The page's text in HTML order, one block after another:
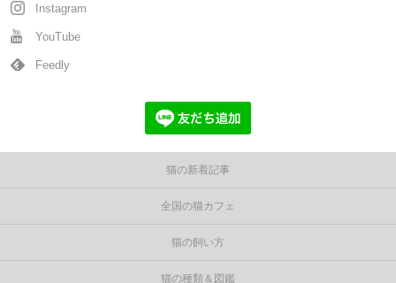
Instagram
YouTube
Feedly
猫の新着記事
全国の猫カフェ
猫の飼い方
猫の種類＆図鑑